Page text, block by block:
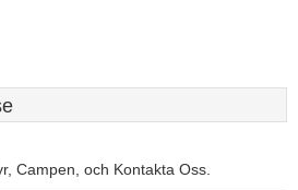
Campen, och Kontakta Oss.